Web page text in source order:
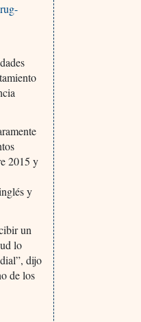
2015 y
y
un
lo
dijo
de los